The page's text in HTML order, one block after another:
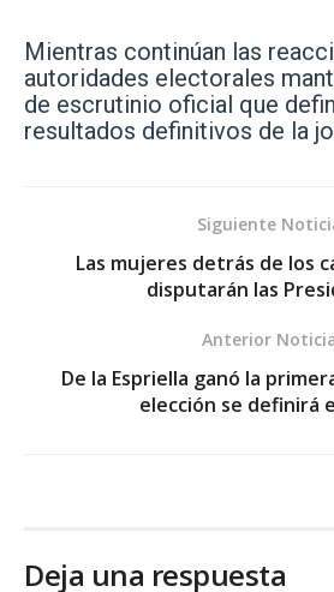
Mientras continúan las
autoridades electorales
de escrutinio oficial que
resultados definitivos de la
Siguiente
Las mujeres detrás de los
disputarán las
Anterior
De la Espriella ganó la
elección se definirá
Deja una respuesta